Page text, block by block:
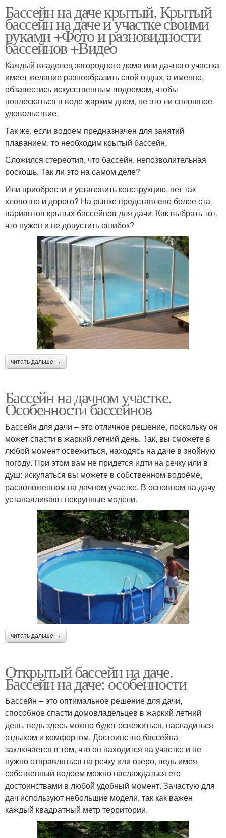
Бассейн на даче крытый. Крытый
бассейн на даче и участке своими
руками +Фото и разновидности
бассейнов +Видео
Каждый владелец загородного дома или дачного участка
имеет желание разнообразить свой отдых, а именно,
обзавестись искусственным водоемом, чтобы
поплескаться в воде жарким днем, не это ли сплошное
удовольствие.
Так же, если водоем предназначен для занятий
плаванием, то необходим крытый бассейн.
Сложился стереотип, что бассейн, непозволительная
роскошь. Так ли это на самом деле?
Или приобрести и установить конструкцию, нет так
хлопотно и дорого? На рынке представлено более ста
вариантов крытых бассейнов для дачи. Как выбрать тот,
что нужен и не допустить ошибок?
читать дальше →
Бассейн на дачном участке.
Особенности бассейнов
Бассейн для дачи – это отличное решение, поскольку он
может спасти в жаркий летний день. Так, вы сможете в
любой момент освежиться, находясь на даче в знойную
погоду. При этом вам не придется идти на речку или в
душ: искупаться вы можете в собственном водоёме,
расположенном на дачном участке. В основном на дачу
устанавливают некрупные модели.
читать дальше →
Открытый бассейн на даче.
Бассейн на даче: особенности
Бассейн – это оптимальное решение для дачи,
способное спасти домовладельцев в жаркий летний
день, ведь здесь можно будет освежиться, насладиться
отдыхом и комфортом. Достоинство бассейна
заключается в том, что он находится на участке и не
нужно отправляться на речку или озеро, ведь имея
собственный водоем можно наслаждаться его
достоинствами в любой удобный момент. Зачастую для
дач используют небольшие модели, так как важен
каждый квадратный метр территории.